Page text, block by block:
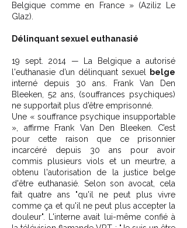
Belgique comme en France » (Aziliz Le
Glaz).
Délinquant sexuel euthanasié
19 sept. 2014 — La Belgique a autorisé
l'euthanasie d’un délinquant sexuel
belge
interné depuis 30 ans. Frank Van Den
Bleeken, 52 ans, (souffrances psychiques)
ne supportait plus d’être emprisonné.
Une « souffrance psychique insupportable
», affirme Frank Van Den Bleeken. C’est
pour cette raison que ce prisonnier
incarcéré depuis 30 ans pour avoir
commis plusieurs viols et un meurtre, a
obtenu l'autorisation de la justice belge
d'être euthanasié. Selon son avocat, cela
fait quatre ans "qu'il ne peut plus vivre
comme ça et qu'il ne peut plus accepter la
douleur". L'interne avait lui-même confié à